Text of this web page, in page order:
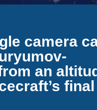
camera
an